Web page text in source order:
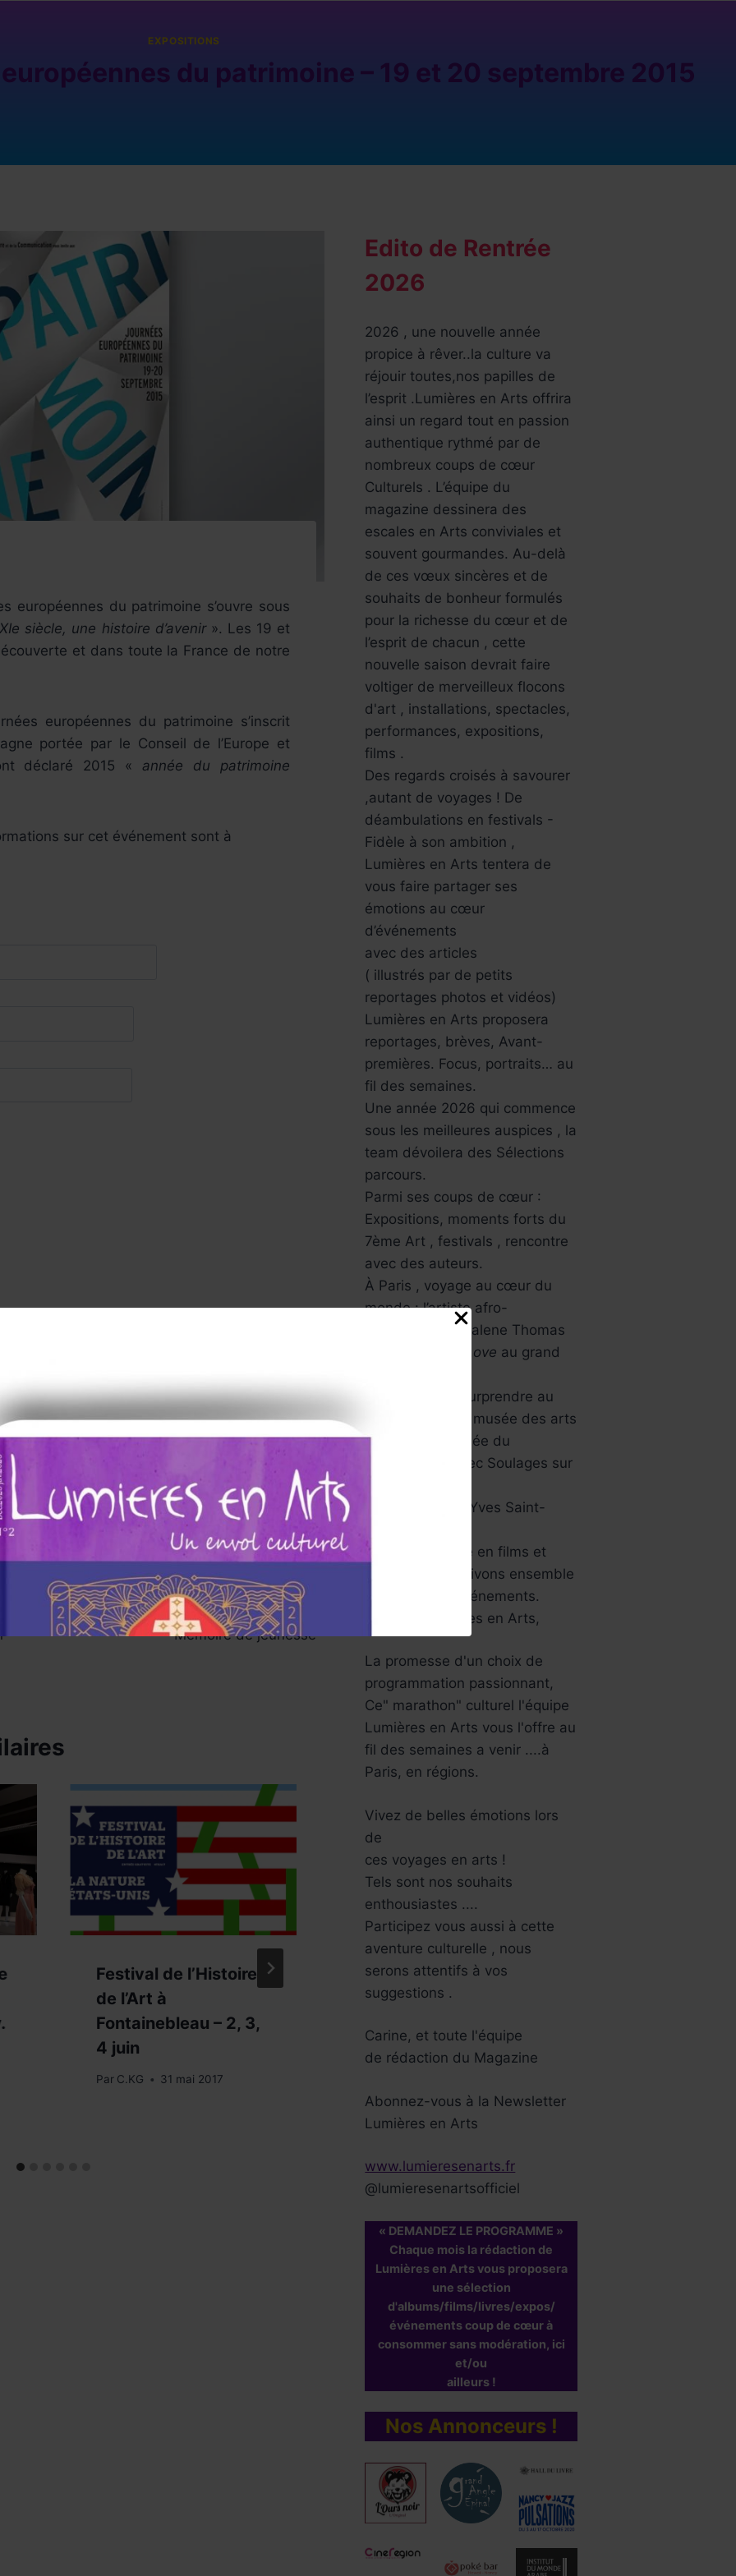
EXPOSITIONS
du patrimoine – 19 et 20 septembre 2015
européennes du patrimoine s’ouvre sous
siècle, une histoire d’avenir». Les 19 et
et dans toute la France de notre
européennes du patrimoine s’inscrit
portée par le Conseil de l’Europe et
déclaré 2015 « année du patrimoine
sur cet événement sont à
en Arts Magazine
the latest posts sent to your email.
Abonnez-vous
SUIVANT
Mémoire de jeunesse
Festival de l’Histoire
de l’Art à
Fontainebleau – 2, 3,
4 juin
Par C.KG 31 mai 2017
Fondation Louis
Vuitton – Art Africain
temporaire du 26
avril au 28 août 2017
ParLéa Berroche 7 juin 2017
Edito de Rentrée
2026
2026 , une nouvelle année
propice à rêver..la culture va
réjouir toutes,nos papilles de
l’esprit .Lumières en Arts offrira
ainsi un regard tout en passion
authentique rythmé par de
nombreux coups de cœur
Culturels . L’équipe du
magazine dessinera des
escales en Arts conviviales et
souvent gourmandes. Au-delà
de ces vœux sincères et de
souhaits de bonheur formulés
pour la richesse du cœur et de
l’esprit de chacun , cette
nouvelle saison devrait faire
voltiger de merveilleux flocons
d'art , installations, spectacles,
performances, expositions,
films .
Des regards croisés à savourer
,autant de voyages ! De
déambulations en festivals -
Fidèle à son ambition ,
Lumières en Arts tentera de
vous faire partager ses
émotions au cœur
d’événements
avec des articles
( illustrés par de petits
reportages photos et vidéos)
Lumières en Arts proposera
reportages, brèves, Avant-
premières. Focus, portraits… au
fil des semaines.
Une année 2026 qui commence
sous les meilleures auspices , la
team dévoilera des Sélections
parcours.
Parmi ses coups de cœur :
Expositions, moments forts du
7ème Art , festivals , rencontre
avec des auteurs.
À Paris , voyage au cœur du
monde : l’artiste afro-
américaine Mickalene Thomas
All About Love au grand
L’Asie va vous surprendre au
musée Guimet , musée des arts
asiatiques , Musée du
Luxembourg avec Soulages sur
Aussi le musée Yves Saint-
Une année riche en films et
festivals, bref ,vivons ensemble
tous ces jolis événements.
L’équipe Lumières en Arts,
La promesse d'un choix de
programmation passionnant,
Ce" marathon" culturel l'équipe
Lumières en Arts vous l'offre au
fil des semaines a venir ....à
Paris, en régions.
Vivez de belles émotions lors
de
ces voyages en arts !
Tels sont nos souhaits
enthousiastes ....
Participez vous aussi à cette
aventure culturelle , nous
serons attentifs à vos
suggestions .
Carine, et toute l'équipe
de rédaction du Magazine
Abonnez-vous à la Newsletter
Lumières en Arts
www.lumieresenarts.fr
@lumieresenartsofficiel
« DEMANDEZ LE PROGRAMME »
Chaque mois la rédaction de
Lumières en Arts vous proposera
une sélection
d'albums/films/livres/expos/
événements coup de cœur à
consommer sans modération, ici
et/ou
ailleurs !
Nos Annonceurs !